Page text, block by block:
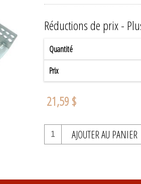
Réductions de prix -
Quantité
Prix
21,59 $
AJOUTER AU PANIER